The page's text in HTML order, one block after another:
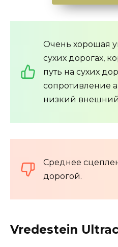
Очень хорошая
сухих дорогах,
путь на сухих
сопротивление
низкий
Среднее
дорогой.
Vredestein